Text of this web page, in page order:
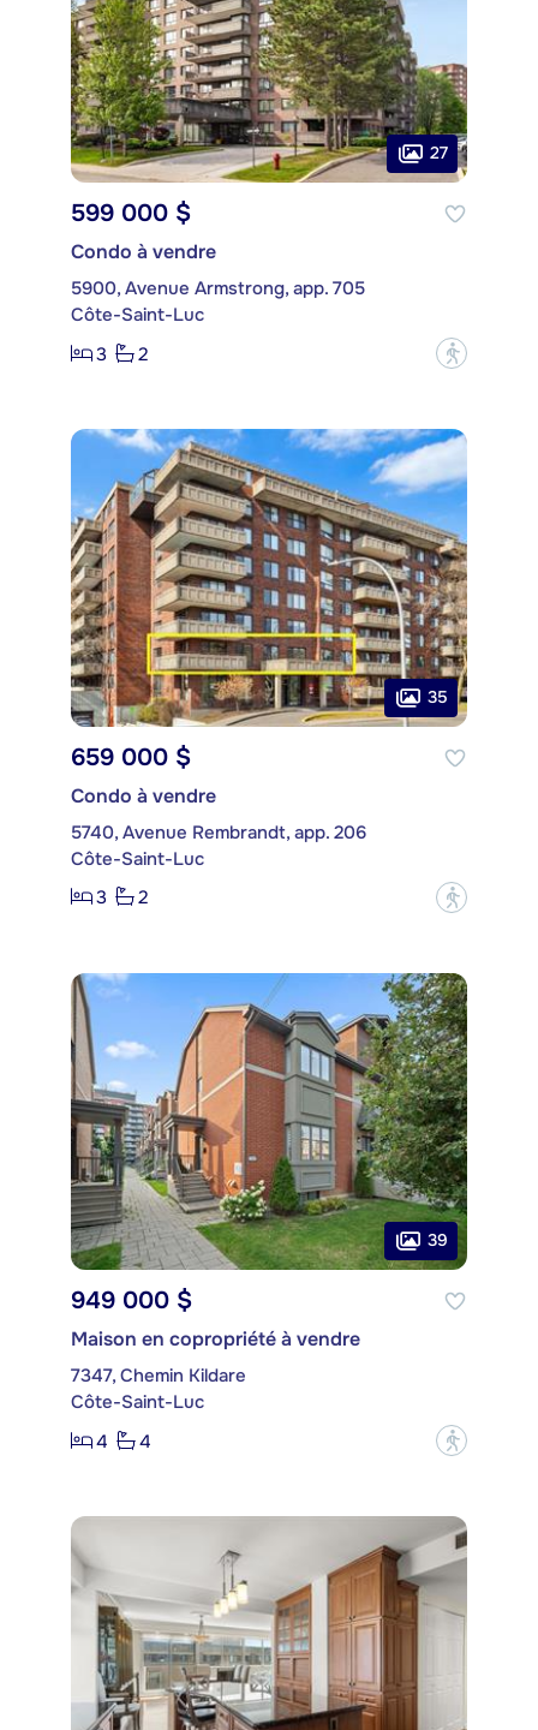
27
599 000 $
Condo à vendre
5900, Avenue Armstrong, app. 705
Côte-Saint-Luc
3
2 ?
35
659 000 $
Condo à vendre
5740, Avenue Rembrandt, app. 206
Côte-Saint-Luc
3
2 ?
39
949 000 $
Maison en copropriété à vendre
7347, Chemin Kildare
Côte-Saint-Luc
4
4 ?